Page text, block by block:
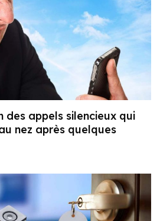
des appels silencieux qui
nez après quelques